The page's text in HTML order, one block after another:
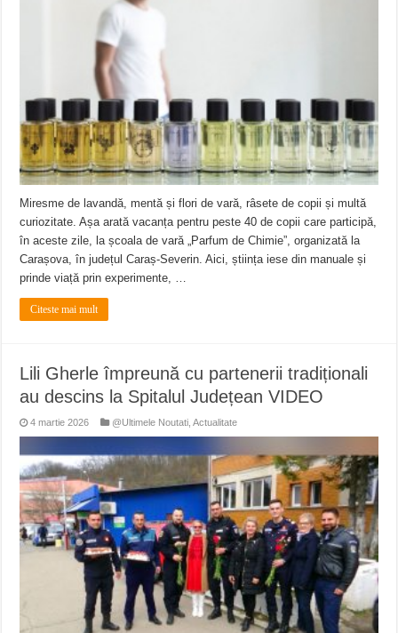
ANUNȚ OPRIRE APĂ în Reșița, cartier Țerova – avarie – 04.08.2026
ANUNȚ OPRIRE APĂ în Reșița – avarie – 03.08.2026 – Calea Caransebeșului
Miresme de lavandă, mentă și flori de vară, râsete de copii și multă
curiozitate. Așa arată vacanța pentru peste 40 de copii care participă,
în aceste zile, la școala de vară „Parfum de Chimie”, organizată la
Carașova, în județul Caraș-Severin. Aici, știința iese din manuale și
prinde viață prin experimente, …
Citeste mai mult
Lili Gherle împreună cu partenerii tradiționali
au descins la Spitalul Județean VIDEO
4 martie 2026 @Ultimele Noutati ,Actualitate